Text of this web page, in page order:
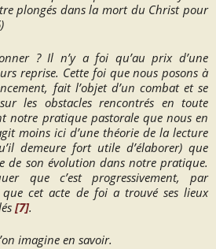
plongés dans la mort du Christ pour
? Il n’y a foi qu’au prix d’une
reprise. Cette foi que nous posons à
fait l’objet d’un combat et se
les obstacles rencontrés en toute
notre pratique pastorale que nous en
moins ici d’une théorie de la lecture
demeure fort utile d’élaborer) que
de son évolution dans notre pratique.
que c’est progressivement, par
que cet acte de foi a trouvé ses lieux
[7].
imagine en savoir.